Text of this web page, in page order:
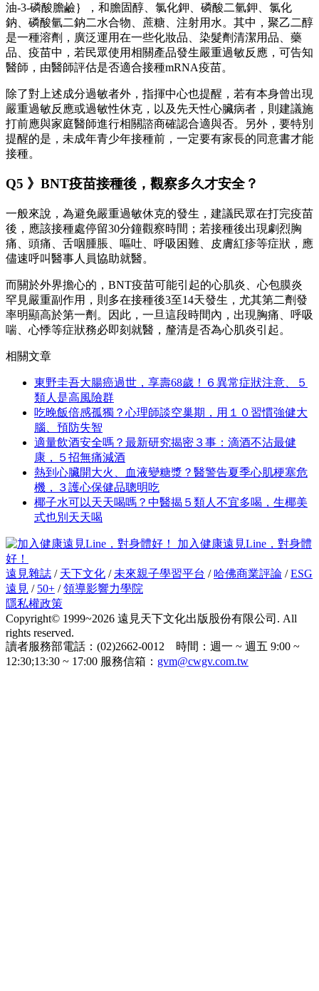
油-3-磷酸膽鹼｝，和膽固醇、氯化鉀、磷酸二氫鉀、氯化
鈉、磷酸氫二鈉二水合物、蔗糖、注射用水。其中，聚乙二醇
是一種溶劑，廣泛運用在一些化妝品、染髮劑清潔用品、藥
品、疫苗中，若民眾使用相關產品發生嚴重過敏反應，可告知
醫師，由醫師評估是否適合接種mRNA疫苗。
除了對上述成分過敏者外，指揮中心也提醒，若有本身曾出現
嚴重過敏反應或過敏性休克，以及先天性心臟病者，則建議施
打前應與家庭醫師進行相關諮商確認合適與否。另外，要特別
提醒的是，未成年青少年接種前，一定要有家長的同意書才能
接種。
Q5 》BNT疫苗接種後，觀察多久才安全？
一般來說，為避免嚴重過敏休克的發生，建議民眾在打完疫苗
後，應該接種處停留30分鐘觀察時間；若接種後出現劇烈胸
痛、頭痛、舌咽腫脹、嘔吐、呼吸困難、皮膚紅疹等症狀，應
儘速呼叫醫事人員協助就醫。
而關於外界擔心的，BNT疫苗可能引起的心肌炎、心包膜炎
罕見嚴重副作用，則多在接種後3至14天發生，尤其第二劑發
率明顯高於第一劑。因此，一旦這段時間內，出現胸痛、呼吸
喘、心悸等症狀務必即刻就醫，釐清是否為心肌炎引起。
相關文章
東野圭吾大腸癌過世，享壽68歲！６異常症狀注意、５
類人是高風險群
吃晚飯倍感孤獨？心理師談空巢期，用１０習慣強健大
腦、預防失智
適量飲酒安全嗎？最新研究揭密３事：滴酒不沾最健
康，５招無痛減酒
熱到心臟開大火、血液變糖漿？醫警告夏季心肌梗塞危
機，３護心保健品聰明吃
椰子水可以天天喝嗎？中醫揭５類人不宜多喝，生椰美
式也別天天喝
加入健康遠見Line，對身體
好！
遠見雜誌 / 天下文化 / 未來親子學習平台 / 哈佛商業評論 /ESG
遠見 / 50+ /領導影響力學院
隱私權政策
Copyright© 1999~2026 遠見天下文化出版股份有限公司. All
rights reserved.
讀者服務部電話：(02)2662-0012 時間：週一 ~ 週五 9:00 ~
12:30;13:30 ~ 17:00 服務信箱： gvm@cwgv.com.tw